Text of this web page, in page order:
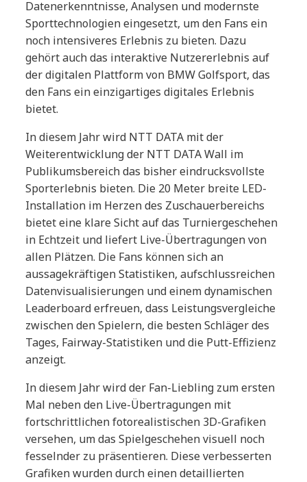
Datenerkenntnisse, Analysen und modernste
Sporttechnologien eingesetzt, um den Fans ein
noch intensiveres Erlebnis zu bieten. Dazu
gehört auch das interaktive Nutzererlebnis auf
der digitalen Plattform von BMW Golfsport, das
den Fans ein einzigartiges digitales Erlebnis
bietet.
In diesem Jahr wird NTT DATA mit der
Weiterentwicklung der NTT DATA Wall im
Publikumsbereich das bisher eindrucksvollste
Sporterlebnis bieten. Die 20 Meter breite LED-
Installation im Herzen des Zuschauerbereichs
bietet eine klare Sicht auf das Turniergeschehen
in Echtzeit und liefert Live-Übertragungen von
allen Plätzen. Die Fans können sich an
aussagekräftigen Statistiken, aufschlussreichen
Datenvisualisierungen und einem dynamischen
Leaderboard erfreuen, dass Leistungsvergleiche
zwischen den Spielern, die besten Schläger des
Tages, Fairway-Statistiken und die Putt-Effizienz
anzeigt.
In diesem Jahr wird der Fan-Liebling zum ersten
Mal neben den Live-Übertragungen mit
fortschrittlichen fotorealistischen 3D-Grafiken
versehen, um das Spielgeschehen visuell noch
fesselnder zu präsentieren. Diese verbesserten
Grafiken wurden durch einen detaillierten